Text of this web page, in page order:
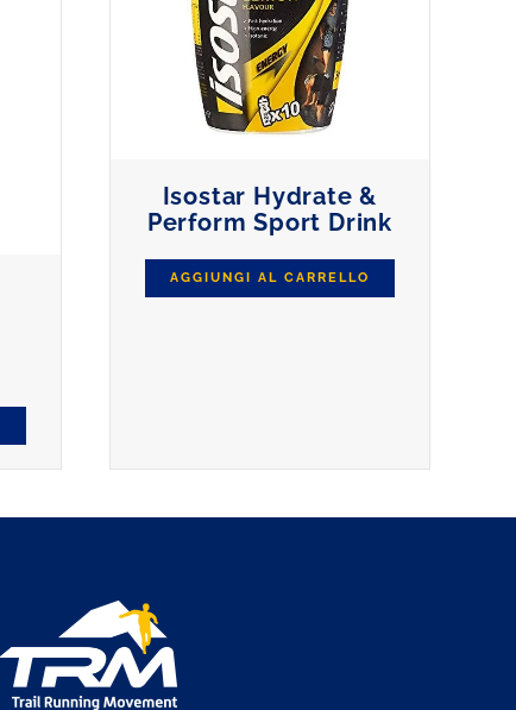
Isostar Hydrate &
Perform Sport Drink
AGGIUNGI AL CARRELLO